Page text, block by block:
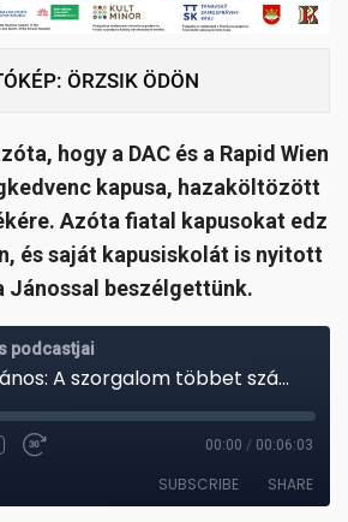
ÖRZSIK ÖDÖN
hogy a DAC és a Rapid Wien
kapusa, hazaköltözött
Azóta fiatal kapusokat edz
és saját kapusiskolát is nyitott
Jánossal beszélgettünk.